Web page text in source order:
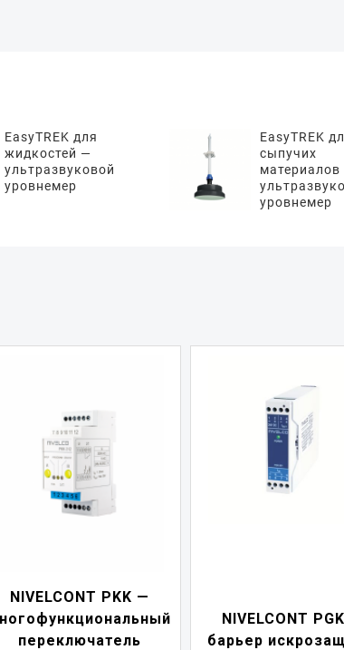
EasyTREK для
жидкостей —
ультразвуковой
уровнемер
EasyTREK
сыпучих
уровнемер
NIVELCONT PGK —
барьер искрозащиты
индикатор
петли